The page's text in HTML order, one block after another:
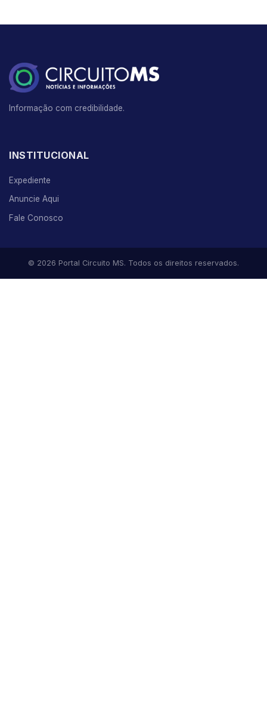
Informação com credibilidade.
INSTITUCIONAL
Expediente
Anuncie Aqui
Fale Conosco
© 2026 Portal Circuito MS. Todos os direitos reservados.